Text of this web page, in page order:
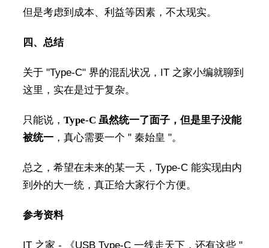
但是考虑到成本、利益等因素，不太现实。
四、总结
关于 "Type-C" 界的混乱状况，IT 之家小编就聊到
这里，实在是过于复杂。
只能说， Type-C 虽然统一了面子，但是里子没能
被统一，真心需要一个 " 秦始皇 "。
总之，希望在未来的某一天，Type-C 能实现由内
到外的大一统，真正给大家行个方便。
参考资料
IT 之家 - 《USB Type-C 一线走天下，还有这些 "